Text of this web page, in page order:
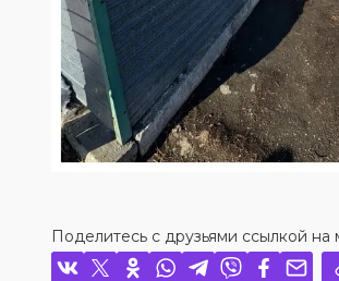
Поделитесь с друзьями ссылкой на